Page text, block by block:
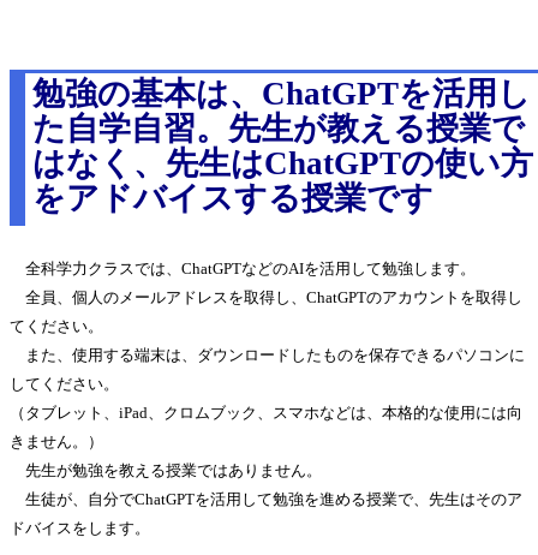
勉強の基本は、ChatGPTを活用し
た自学自習。先生が教える授業で
はなく、先生はChatGPTの使い方
をアドバイスする授業です
全科学力クラスでは、ChatGPTなどのAIを活用して勉強します。
全員、個人のメールアドレスを取得し、ChatGPTのアカウントを取得し
てください。
また、使用する端末は、ダウンロードしたものを保存できるパソコンに
してください。
（タブレット、iPad、クロムブック、スマホなどは、本格的な使用には向
きません。）
先生が勉強を教える授業ではありません。
生徒が、自分でChatGPTを活用して勉強を進める授業で、先生はそのア
ドバイスをします。